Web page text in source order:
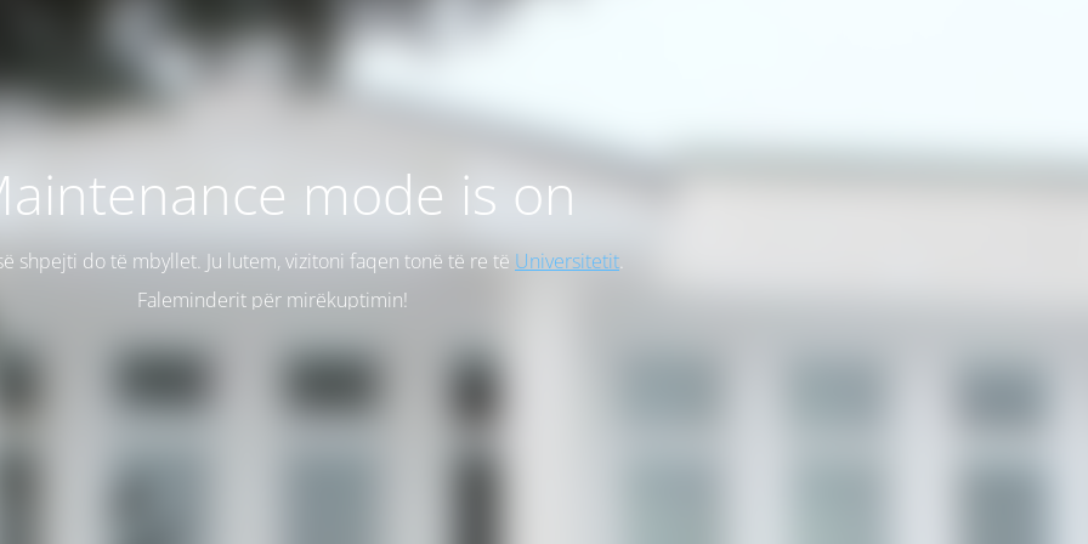
mode is on
shpejti do të mbyllet. Ju lutem, vizitoni faqen tonë të re të Universitetit.
Faleminderit për mirëkuptimin!